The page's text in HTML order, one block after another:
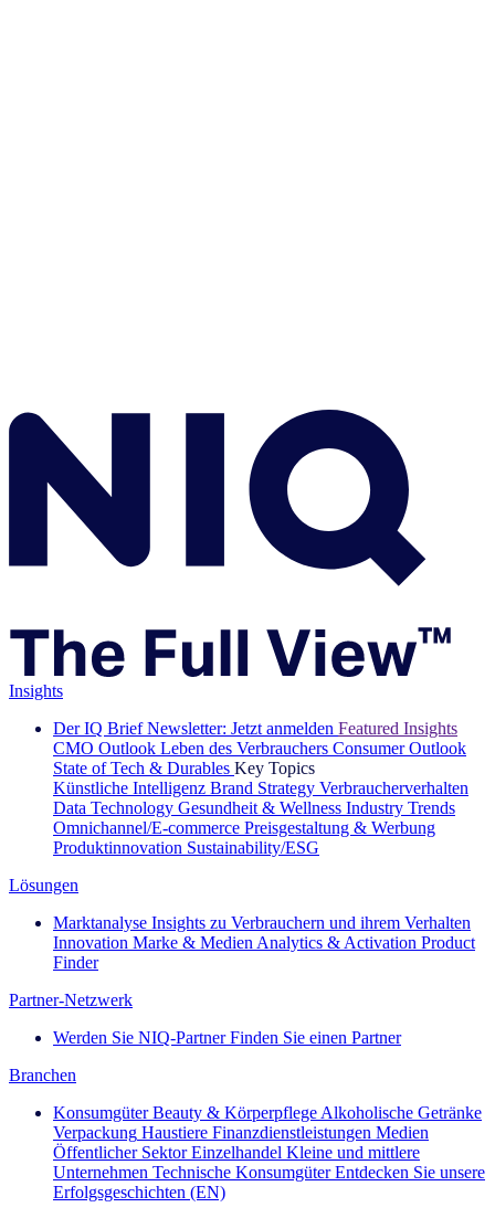
Insights
Der IQ Brief Newsletter: Jetzt anmelden Featured Insights
CMO Outlook Leben des Verbrauchers Consumer Outlook
State of Tech & Durables Key Topics
Künstliche Intelligenz Brand Strategy Verbraucherverhalten
Data Technology Gesundheit & Wellness Industry Trends
Omnichannel/E-commerce Preisgestaltung & Werbung
Produktinnovation Sustainability/ESG
Lösungen
Marktanalyse Insights zu Verbrauchern und ihrem Verhalten
Innovation Marke & Medien Analytics & Activation Product
Finder
Partner-Netzwerk
Werden Sie NIQ-Partner Finden Sie einen Partner
Branchen
Konsumgüter Beauty & Körperpflege Alkoholische Getränke
Verpackung Haustiere Finanzdienstleistungen Medien
Öffentlicher Sektor Einzelhandel Kleine und mittlere
Unternehmen Technische Konsumgüter Entdecken Sie unsere
Erfolgsgeschichten (EN)